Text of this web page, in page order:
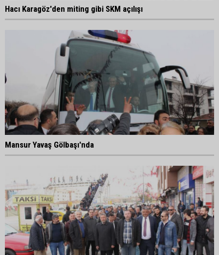
Hacı Karagöz'den miting gibi SKM açılışı
Mansur Yavaş Gölbaşı'nda